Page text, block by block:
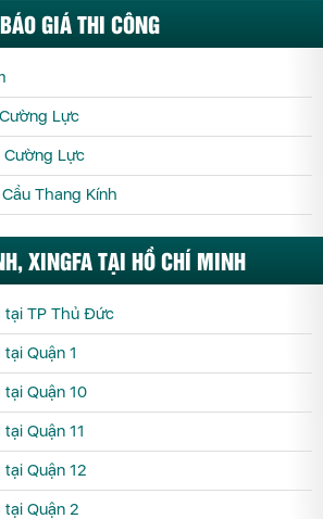
BÁO GIÁ THI CÔNG
Lực
Cường Lực
Thang Kính
XINGFA TẠI HỒ CHÍ MINH
tại TP Thủ Đức
Quận 1
Quận 10
Quận 11
Quận 12
Quận 2